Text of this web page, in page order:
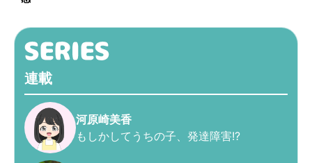
連載
河原崎美香
もしかしてうちの子、発達障害!?